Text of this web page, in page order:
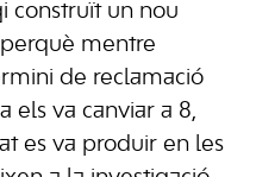
construït un nou
mentre
de reclamació
els va canviar a 8,
es va produir en les